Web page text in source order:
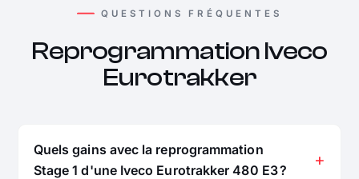
QUESTIONS FRÉQUENTES
Reprogrammation Iveco
Eurotrakker
Quels gains avec la reprogrammation
Stage 1 d'une Iveco Eurotrakker 480 E3 ?